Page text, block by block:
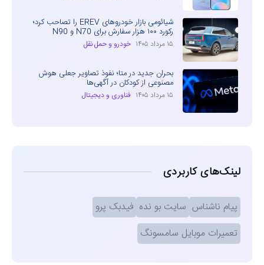
شیائومی بازار خودروهای EREV را تصاحب کرد؛
رکورد ۱۰۰ هزار سفارش برای N70 و N90
۱۵ مرداد ۱۴۰۵ خودرو و حمل نقل
بحران جدید در متا؛ نفوذ تصاویر جعلی هوش
مصنوعی از کودکان در آگهی‌ها
۱۵ مرداد ۱۴۰۵ فناوری و دیجیتال
لینک‌های کاربردی
پیام ناشناس سایت بو نده فیدبک پرو
تعمیرات موبایل سامسونگ